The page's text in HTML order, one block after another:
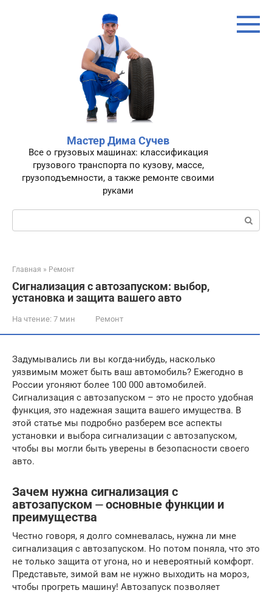
Мастер Дима Сучев
Все о грузовых машинах: классификация
грузового транспорта по кузову, массе,
грузоподъемности, а также ремонте своими
руками
Поиск:
Главная » Ремонт
Сигнализация с автозапуском: выбор,
установка и защита вашего авто
На чтение: 7 мин Ремонт
Задумывались ли вы когда-нибудь, насколько
уязвимым может быть ваш автомобиль? Ежегодно в
России угоняют более 100 000 автомобилей.
Сигнализация с автозапуском – это не просто удобная
функция, это надежная защита вашего имущества. В
этой статье мы подробно разберем все аспекты
установки и выбора сигнализации с автозапуском,
чтобы вы могли быть уверены в безопасности своего
авто.
Зачем нужна сигнализация с
автозапуском ⏤ основные функции и
преимущества
Честно говоря, я долго сомневалась, нужна ли мне
сигнализация с автозапуском. Но потом поняла, что это
не только защита от угона, но и невероятный комфорт.
Представьте, зимой вам не нужно выходить на мороз,
чтобы прогреть машину! Автозапуск позволяет